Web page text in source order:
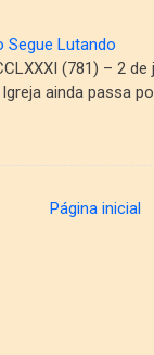
Segue Lutando
(781) – 2 de
ainda passa
Página inicial